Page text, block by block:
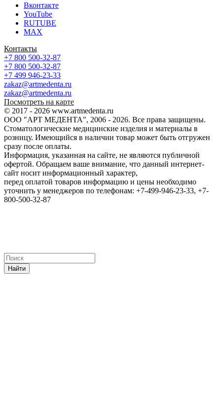
Вконтакте
YouTube
RUTUBE
MAX
Контакты
+7 800 500-32-87
+7 800 500-32-87
+7 499 946-23-33
zakaz@artmedenta.ru
zakaz@artmedenta.ru
Посмотреть на карте
© 2017 - 2026 www.artmedenta.ru
ООО "АРТ МЕДЕНТА", 2006 - 2026. Все права защищены.
Стоматологические медицинские изделия и материалы в
розницу. Имеющийся в наличии товар может быть отгружен
сразу после оплаты.
Информация, указанная на сайте, не являются публичной
офертой. Обращаем ваше внимание, что данный интернет-
сайт носит информационный характер,
перед оплатой товаров информацию и цены необходимо
уточнить у менеджеров по телефонам: +7-499-946-23-33, +7-
800-500-32-87
Найти